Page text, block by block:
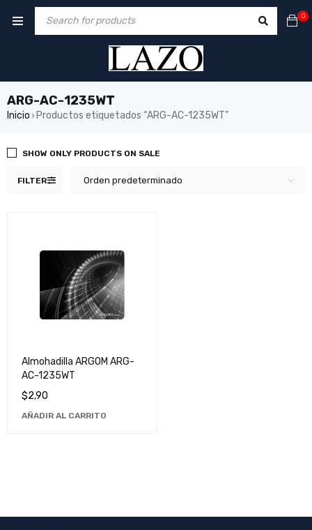
0
ARG-AC-1235WT
Inicio › Productos etiquetados “ARG-AC-1235WT”
FILTER Orden predeterminado
SHOW ONLY PRODUCTS ON SALE
Almohadilla ARGOM ARG-
AC-1235WT
$2,90
AÑADIR AL CARRITO